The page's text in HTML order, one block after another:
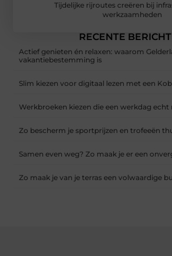
Tijdelijke rijroutes creëren bij
werkzaamheden
RECENTE
Actief genieten én relaxen: waarom
vakantiebestemming is
Slim kiezen voor digitaal lezen met een
Werkbroeken kiezen die een werkdag
Zo bescherm je sportprijzen en trofeeën
Samen even weg? Zo maak je er een
Zo maak je van je terras een volwaardige